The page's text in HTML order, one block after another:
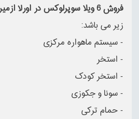
فروش 6 ویلا سوپرلوکس در اورلا ازمیر
زیر می باشد:
- سیستم ماهواره مرکزی
- استخر
- استخر کودک
- سونا و جکوزی
- حمام ترکی